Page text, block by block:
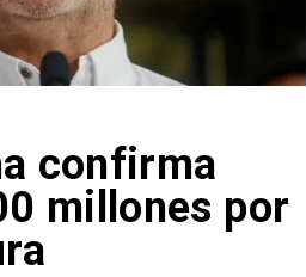
confirma
millones por